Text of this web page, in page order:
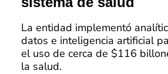
La entidad implementó
datos e inteligencia artificial
el uso de cerca de $116
la salud.